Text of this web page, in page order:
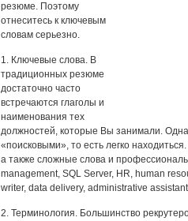
резюме. Поэтому
отнеситесь к ключевым
словам серьезно.
1. Ключевые слова. В
традиционных резюме
достаточно часто
встречаются глаголы и
наименования тех
должностей, которые Вы занимали.
«поисковыми», то есть легко
а также сложные слова и
management, SQL Server, HR, human
writer, data delivery, administrative
2. Терминология. Большинство